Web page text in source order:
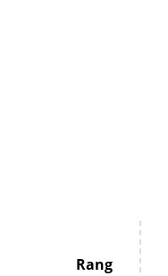
Rang